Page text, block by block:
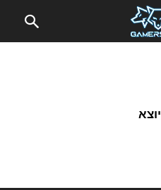
Killer Instinct: Season 3 יוצא